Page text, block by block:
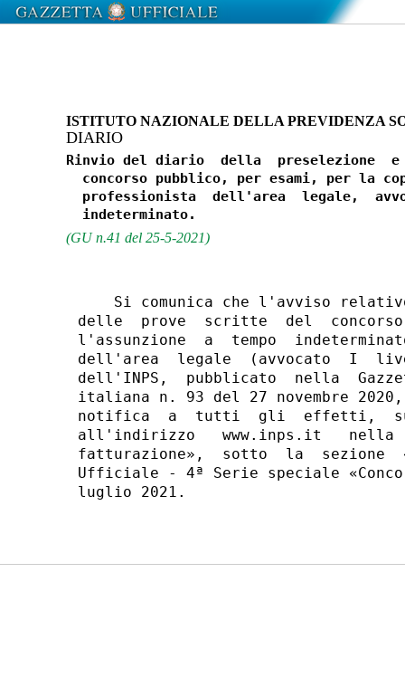
ISTITUTO NAZIONALE DELLA PREVIDENZA
DIARIO
Rinvio del diario  della  preselezione
concorso pubblico, per esami, per la
professionista  dell'area  legale,
(GU n.41 del 25-5-2021)
Si comunica che l'avviso
delle  prove  scritte  del
l'assunzione  a  tempo
dell'area  legale  (avvocato  I
dell'INPS,  pubblicato  nella
italiana n. 93 del 27 novembre
notifica  a  tutti  gli  effetti,
all'indirizzo   www.inps.it   nella
fatturazione»,  sotto  la  sezione
Ufficiale - 4ª Serie speciale
luglio 2021.